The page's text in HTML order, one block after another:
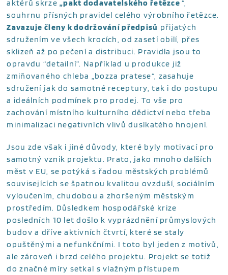
aktérů skrze„pakt dodavatelského řetězce“,
souhrnu přísných pravidel celého výrobního řetězce.
Zavazuje členy k dodržování předpisů přijatých
sdružením ve všech krocích, od zasetí obilí, přes
sklizeň až po pečení a distribuci. Pravidla jsou to
opravdu “detailní”. Například u produkce již
zmiňovaného chleba „bozza pratese“, zasahuje
sdružení jak do samotné receptury, tak i do postupu
a ideálních podmínek pro prodej. To vše pro
zachování místního kulturního dědictví nebo třeba
minimalizaci negativních vlivů dusíkatého hnojení.
Jsou zde však i jiné důvody, které byly motivací pro
samotný vznik projektu. Prato, jako mnoho dalších
měst v EU, se potýká s řadou městských problémů
souvisejících se špatnou kvalitou ovzduší, sociálním
vyloučením, chudobou a zhoršeným městským
prostředím. Důsledkem hospodářské krize
posledních 10 let došlo k vyprázdnění průmyslových
budov a dříve aktivních čtvrtí, které se staly
opuštěnými a nefunkčními. I toto byl jeden z motivů,
ale zároveň i brzd celého projektu. Projekt se totiž
do značné míry setkal s vlažným přístupem